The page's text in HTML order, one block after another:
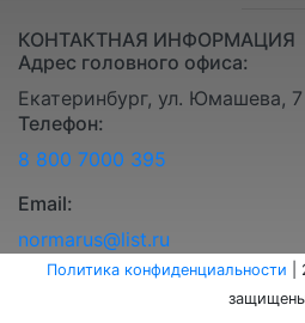
КОНТАКТНАЯ ИНФОРМАЦИЯ
Адрес головного офиса:
Екатеринбург, ул. Юмашева, 7
Телефон:
8 800 7000 395
Email:
normarus@list.ru
Политика конфиденциальности |